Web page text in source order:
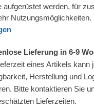
aufgerüstet werden, für
Nutzungsmöglichkeiten.
Lieferung in 6-9
eines Artikels kann
Herstellung und
Bitte kontaktieren Sie
Lieferzeiten.